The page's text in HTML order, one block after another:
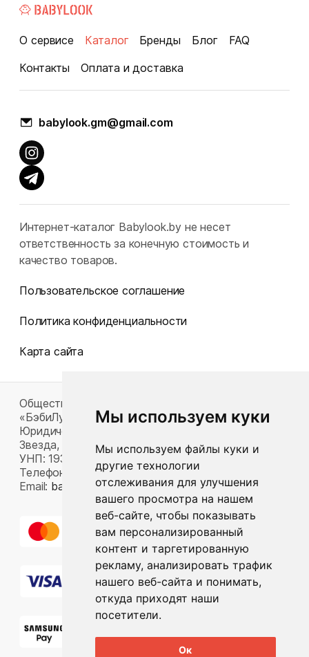
Мы используем куки
Мы используем файлы куки и
другие технологии
отслеживания для улучшения
вашего просмотра на нашем
веб-сайте, чтобы показывать
вам персонализированный
контент и таргетированную
рекламу, анализировать трафик
нашего веб-сайта и понимать,
откуда приходят наши
посетители.
Ок
О сервисе Каталог Бренды Блог
FAQ
Контакты
Оплата и доставка
babylook.gm@gmail.com
Интернет-каталог Babylook.by не несет
ответственность за конечную стоимость и
качество товаров.
Пользовательское соглашение
Политика конфиденциальности
Карта сайта
Общество с ограниченной ответственностью
«БэбиЛук»
Юридический адрес: 220117, г. Минск, пр-т Газеты
Звезда, д. 16, пом. 52
УНП: 193815124
Телефон:
+375 33 392 66 63
Email: babylook.gm@gmail.com .